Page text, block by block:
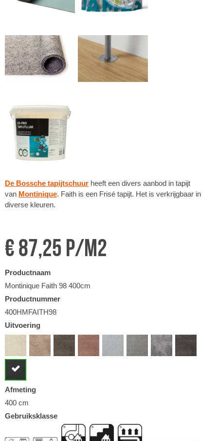
De Bossche tapijtschuur heeft een divers aanbod in tapijt
van Montinique. Faith is een Frisé tapijt. Het is verkrijgbaar in
diverse kleuren.
€ 87,25 p/m2
Productnaam
Montinique Faith 98 400cm
Productnummer
400HMFAITH98
Uitvoering
Afmeting
400 cm
Gebruiksklasse